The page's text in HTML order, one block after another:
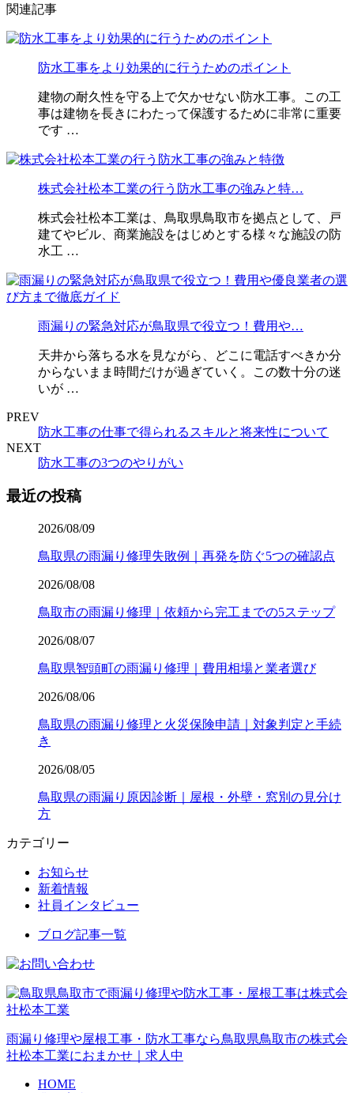
関連記事
防水工事をより効果的に行うためのポイント
建物の耐久性を守る上で欠かせない防水工事。この工
事は建物を長きにわたって保護するために非常に重要
です …
株式会社松本工業の行う防水工事の強みと特…
株式会社松本工業は、鳥取県鳥取市を拠点として、戸
建てやビル、商業施設をはじめとする様々な施設の防
水工 …
雨漏りの緊急対応が鳥取県で役立つ！費用や…
天井から落ちる水を見ながら、どこに電話すべきか分
からないまま時間だけが過ぎていく。この数十分の迷
いが …
PREV
防水工事の仕事で得られるスキルと将来性について
NEXT
防水工事の3つのやりがい
最近の投稿
2026/08/09
鳥取県の雨漏り修理失敗例｜再発を防ぐ5つの確認点
2026/08/08
鳥取市の雨漏り修理｜依頼から完工までの5ステップ
2026/08/07
鳥取県智頭町の雨漏り修理｜費用相場と業者選び
2026/08/06
鳥取県の雨漏り修理と火災保険申請｜対象判定と手続
き
2026/08/05
鳥取県の雨漏り原因診断｜屋根・外壁・窓別の見分け
方
カテゴリー
お知らせ
新着情報
社員インタビュー
ブログ記事一覧
雨漏り修理や屋根工事・防水工事なら鳥取県鳥取市の株式会
社松本工業におまかせ｜求人中
HOME